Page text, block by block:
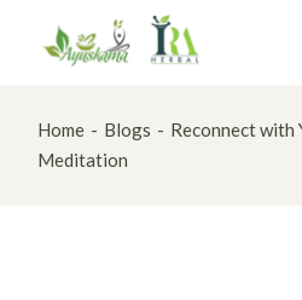
content
Home Blogs
Reconnect with
Meditation